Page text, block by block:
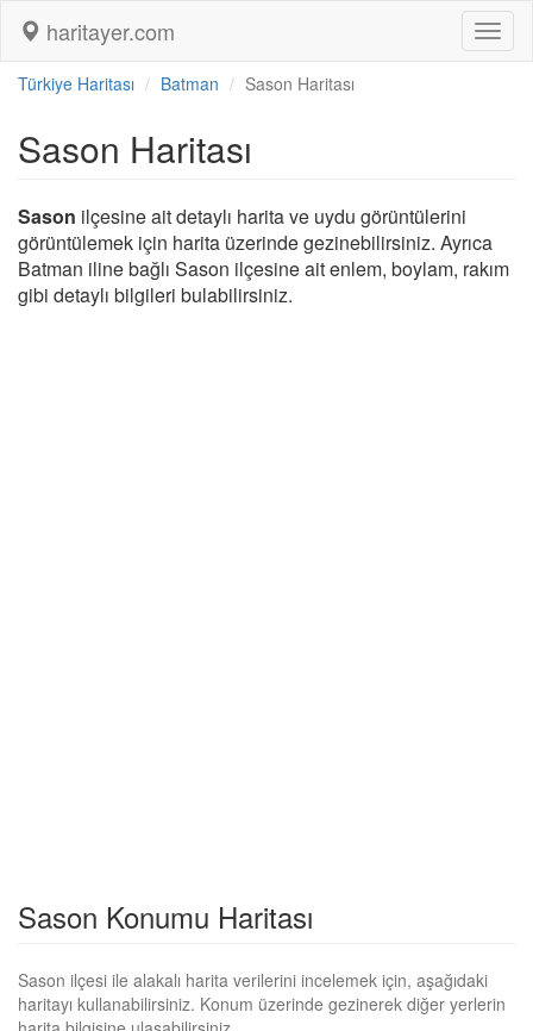
haritayer.com
Türkiye Haritası Batman Sason Haritası
Sason Haritası
Sason ilçesine ait detaylı harita ve uydu görüntülerini
görüntülemek için harita üzerinde gezinebilirsiniz. Ayrıca
Batman iline bağlı Sason ilçesine ait enlem, boylam, rakım
gibi detaylı bilgileri bulabilirsiniz.
Sason Konumu Haritası
Sason ilçesi ile alakalı harita verilerini incelemek için, aşağıdaki
haritayı kullanabilirsiniz. Konum üzerinde gezinerek diğer yerlerin